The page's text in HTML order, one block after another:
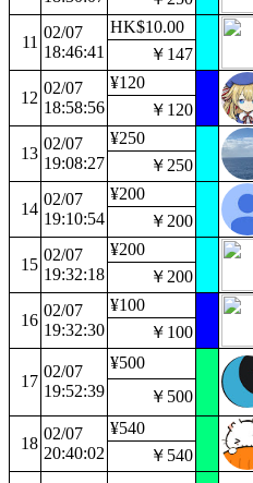
11
02/07
18:46:41
HK$10.00
￥147
12
02/07
18:58:56
¥120
￥120
13
02/07
19:08:27
¥250
￥250
14
02/07
19:10:54
¥200
￥200
15
02/07
19:32:18
¥200
￥200
16
02/07
19:32:30
¥100
￥100
17
02/07
19:52:39
¥500
￥500
18
02/07
20:40:02
¥540
￥540